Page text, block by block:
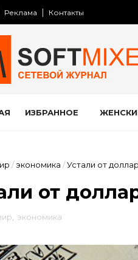
Реклама Контакты
ИЗБРАННОЕ
/экономика /Устали от
от
экономика